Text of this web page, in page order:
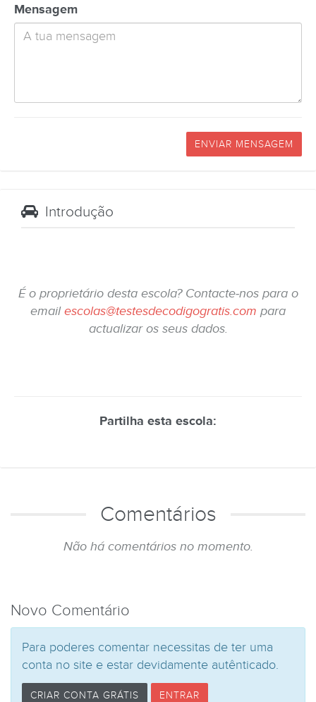
Mensagem
ENVIAR MENSAGEM
Introdução
É o proprietário desta escola? Contacte-nos para o
emailescolas@testesdecodigogratis.com para
actualizar os seus dados.
Partilha esta escola:
Comentários
Não há comentários no momento.
Novo Comentário
Para poderes comentar necessitas de ter uma
conta no site e estar devidamente autênticado.
CRIAR CONTA GRÁTIS ENTRAR